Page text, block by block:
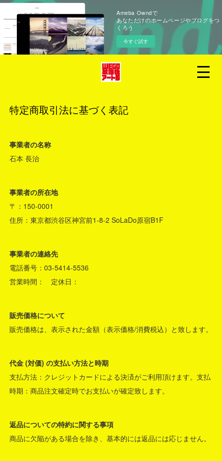
Ameba Owndで
あなただけのホームページやブログをつ
くろう
今すぐ試す
特定商取引法に基づく表記
事業者の名称
石本 長治
事業者の所在地
〒：150-0001
住所：東京都渋谷区神宮前1-8-2 SoLaDo原宿B1F
事業者の連絡先
電話番号：03-5414-5536
営業時間： 定休日：
販売価格について
販売価格は、表示された金額（表示価格/消費税込）と致します。
代金 (対価) の支払い方法と時期
支払方法：クレジットカードによる決済がご利用頂けます。支払
時期：商品注文確定時でお支払いが確定致します。
返品についての特約に関する事項
商品に欠陥がある場合を除き、基本的には返品には応じません。